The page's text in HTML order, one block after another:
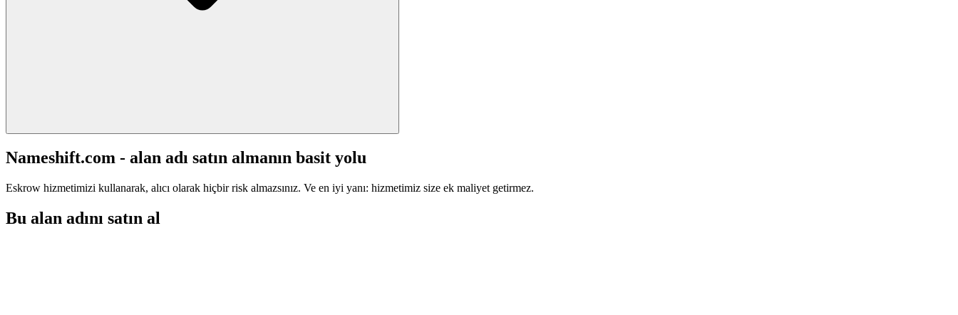
Nameshift.com - alan adı satın almanın basit yolu
Eskrow hizmetimizi kullanarak, alıcı olarak hiçbir risk almazsınız. Ve en iyi yanı: hizmetimiz size ek maliyet getirmez.
Bu alan adını satın al